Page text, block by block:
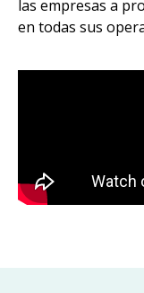
las empresas a
en todas sus